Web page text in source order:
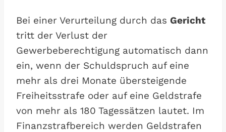
Bei einer Verurteilung durch das Gericht
tritt der Verlust der
Gewerbeberechtigung automatisch dann
ein, wenn der Schuldspruch auf eine
mehr als drei Monate übersteigende
Freiheitsstrafe oder auf eine Geldstrafe
von mehr als 180 Tagessätzen lautet. Im
Finanzstrafbereich werden Geldstrafen